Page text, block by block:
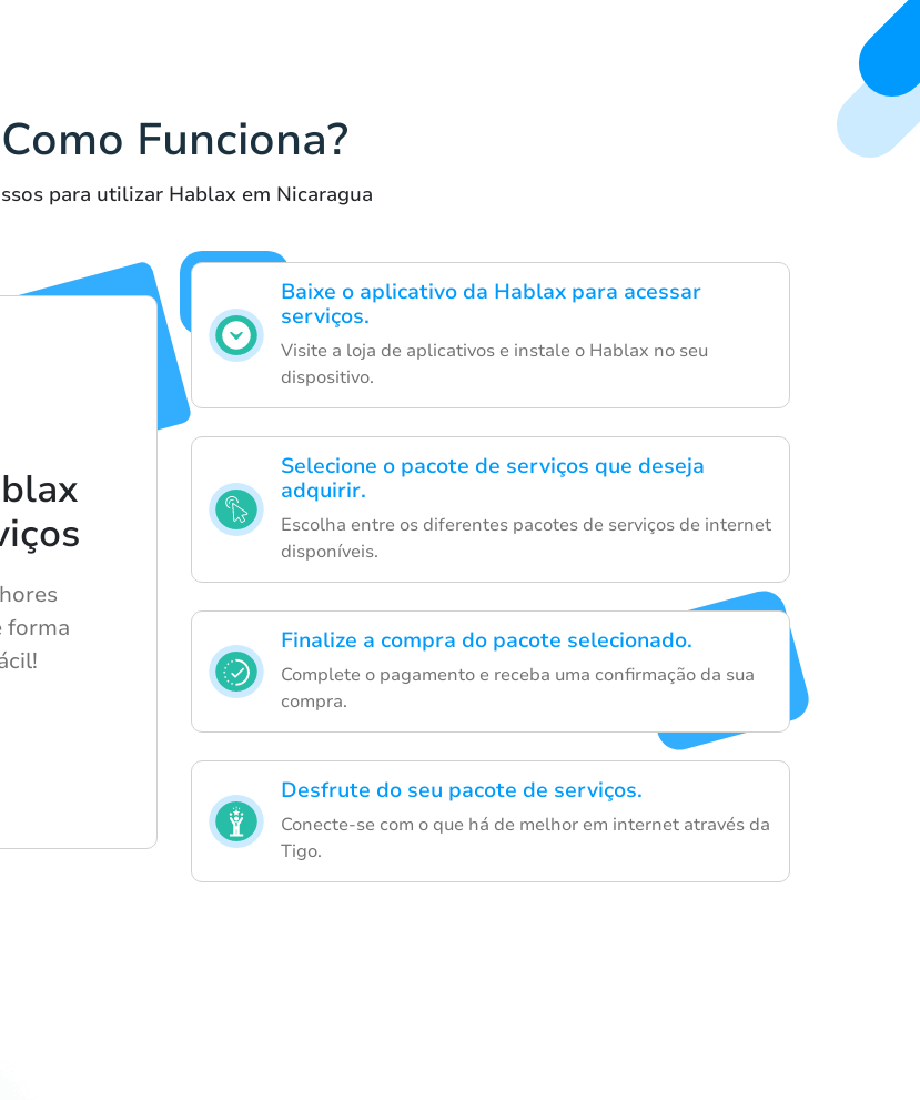
Como Funciona?
para utilizar Hablax em Nicaragua
Baixe o aplicativo da Hablax para acessar
serviços.
Visite a loja de aplicativos e instale o Hablax no seu
dispositivo.
Selecione o pacote de serviços que deseja
adquirir.
Escolha entre os diferentes pacotes de serviços de internet
disponíveis.
Finalize a compra do pacote selecionado.
Complete o pagamento e receba uma confirmação da sua
compra.
Desfrute do seu pacote de serviços.
Conecte-se com o que há de melhor em internet através da
Tigo.
forma